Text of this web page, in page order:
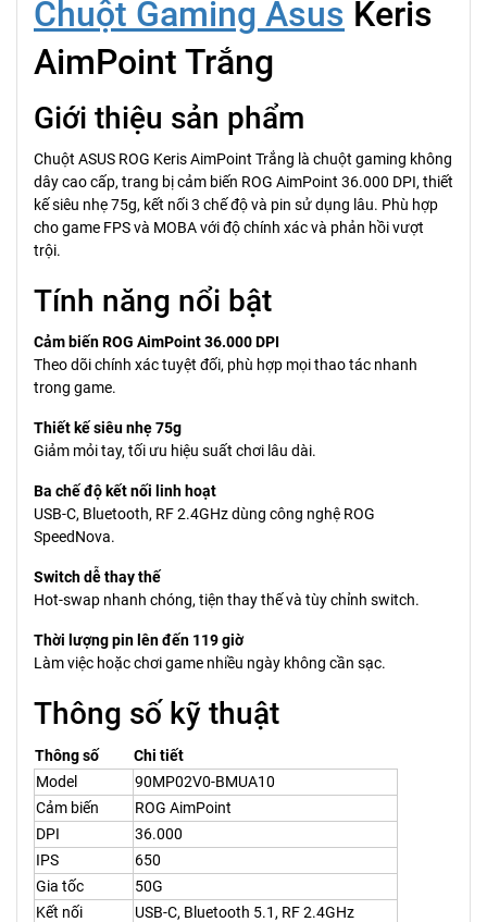
Chuột Gaming Asus Keris
AimPoint Trắng
Giới thiệu sản phẩm
Chuột ASUS ROG Keris AimPoint Trắng là chuột gaming không
dây cao cấp, trang bị cảm biến ROG AimPoint 36.000 DPI, thiết
kế siêu nhẹ 75g, kết nối 3 chế độ và pin sử dụng lâu. Phù hợp
cho game FPS và MOBA với độ chính xác và phản hồi vượt
trội.
Tính năng nổi bật
Cảm biến ROG AimPoint 36.000 DPI
Theo dõi chính xác tuyệt đối, phù hợp mọi thao tác nhanh
trong game.
Thiết kế siêu nhẹ 75g
Giảm mỏi tay, tối ưu hiệu suất chơi lâu dài.
Ba chế độ kết nối linh hoạt
USB-C, Bluetooth, RF 2.4GHz dùng công nghệ ROG
SpeedNova.
Switch dễ thay thế
Hot-swap nhanh chóng, tiện thay thế và tùy chỉnh switch.
Thời lượng pin lên đến 119 giờ
Làm việc hoặc chơi game nhiều ngày không cần sạc.
Thông số kỹ thuật
Thông số
Chi tiết
Model
90MP02V0-BMUA10
Cảm biến
ROG AimPoint
DPI
36.000
IPS
650
Gia tốc
50G
Kết nối
USB-C, Bluetooth 5.1, RF 2.4GHz